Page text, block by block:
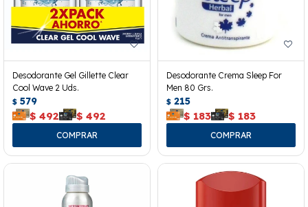
Desodorante Gel Gillette Clear
Cool Wave 2 Uds.
$ 579
$ 492 $ 492
Desodorante Crema Sleep For
Men 80 Grs.
$ 215
$ 183 $ 183